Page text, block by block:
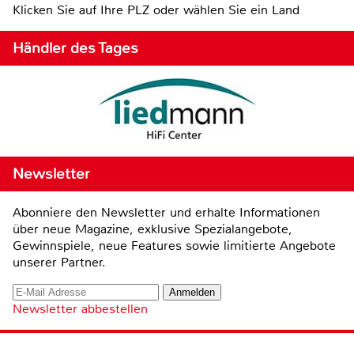
Klicken Sie auf Ihre PLZ oder wählen Sie ein Land
Händler des Tages
Newsletter
Abonniere den Newsletter und erhalte Informationen
über neue Magazine, exklusive Spezialangebote,
Gewinnspiele, neue Features sowie limitierte Angebote
unserer Partner.
Newsletter abbestellen